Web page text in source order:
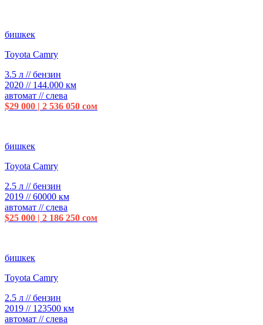
бишкек
Toyota Camry
3.5 л // бензин
2020 // 144.000 км
автомат // слева
$29 000 | 2 536 050 сом
бишкек
Toyota Camry
2.5 л // бензин
2019 // 60000 км
автомат // слева
$25 000 | 2 186 250 сом
бишкек
Toyota Camry
2.5 л // бензин
2019 // 123500 км
автомат // слева